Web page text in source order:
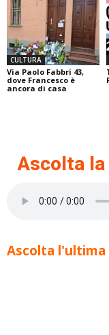
CULTURA
Via Paolo Fabbri 43,
dove Francesco è
ancora di casa
Ascolta
Ascolta l'ultima